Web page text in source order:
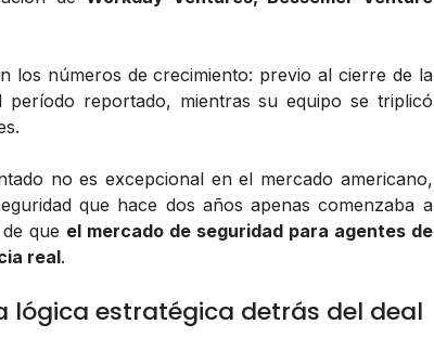
números de crecimiento: previo al cierre de la
período reportado, mientras su equipo se triplicó
no es excepcional en el mercado americano,
que hace dos años apenas comenzaba a
que el mercado de seguridad para agentes de
real.
lógica estratégica detrás del deal